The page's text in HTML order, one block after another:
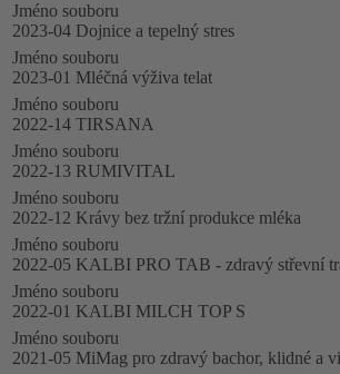
Jméno souboru
2023-04 Dojnice a tepelný stres
Jméno souboru
2023-01 Mléčná výživa telat
Jméno souboru
2022-14 TIRSANA
Jméno souboru
2022-13 RUMIVITAL
Jméno souboru
2022-12 Krávy bez tržní produkce mléka
Jméno souboru
2022-05 KALBI PRO TAB - zdravý střevní
Jméno souboru
2022-01 KALBI MILCH TOP S
Jméno souboru
2021-05 MiMag pro zdravý bachor, klidné a